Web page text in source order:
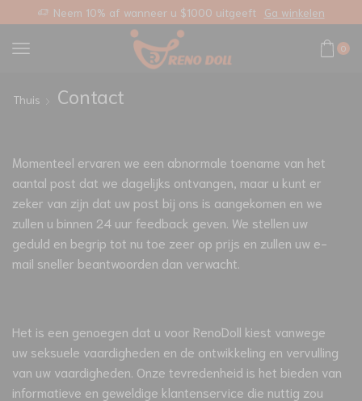
Neem 10% af wanneer u $1000 uitgeeft Ga winkelen
0
Thuis Contact
Momenteel ervaren we een abnormale toename van het
aantal post dat we dagelijks ontvangen, maar u kunt er
zeker van zijn dat uw post bij ons is aangekomen en we
zullen u binnen 24 uur feedback geven. We stellen uw
geduld en begrip tot nu toe zeer op prijs en zullen uw e-
mail sneller beantwoorden dan verwacht.
Het is een genoegen dat u voor RenoDoll kiest vanwege
uw seksuele vaardigheden en de ontwikkeling en vervulling
van uw vaardigheden. Onze tevredenheid is het bieden van
informatieve en geweldige klantenservice die nuttig zou